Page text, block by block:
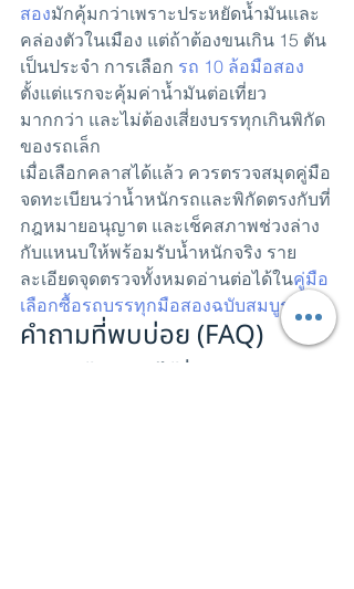
สองมักคุ้มกว่าเพราะประหยัดน้ำมันและ
คล่องตัวในเมือง แต่ถ้าต้องขนเกิน 15 ตัน
เป็นประจำ การเลือก รถ 10 ล้อมือสอง
ตั้งแต่แรกจะคุ้มค่าน้ำมันต่อเที่ยว
มากกว่า และไม่ต้องเสี่ยงบรรทุกเกินพิกัด
ของรถเล็ก
เมื่อเลือกคลาสได้แล้ว ควรตรวจสมุดคู่มือ
จดทะเบียนว่าน้ำหนักรถและพิกัดตรงกับที่
กฎหมายอนุญาต และเช็คสภาพช่วงล่าง
กับแหนบให้พร้อมรับน้ำหนักจริง ราย
ละเอียดจุดตรวจทั้งหมดอ่านต่อได้ในคู่มือ
เลือกซื้อรถบรรทุกมือสองฉบับสมบูรณ์
คำถามที่พบบ่อย (FAQ)